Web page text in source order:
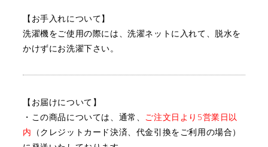
【お手入れについて】
洗濯機をご使用の際には、洗濯ネットに入れて、脱水を
かけずにお洗濯下さい。
【お届けについて】
・この商品については、通常、 ご注文日より5営業日以
内 （クレジットカード決済、代金引換をご利用の場合）